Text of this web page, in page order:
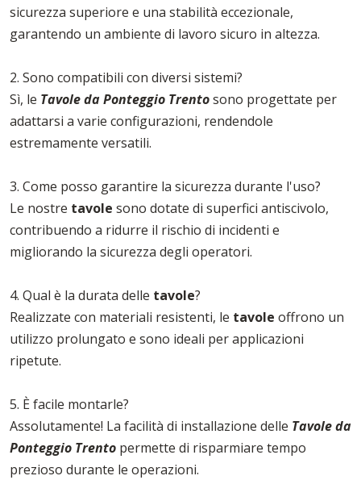
sicurezza superiore e una stabilità eccezionale,
garantendo un ambiente di lavoro sicuro in altezza.
2. Sono compatibili con diversi sistemi?
Sì, le Tavole da Ponteggio Trentosono progettate per
adattarsi a varie configurazioni, rendendole
estremamente versatili.
3. Come posso garantire la sicurezza durante l'uso?
Le nostre tavole sono dotate di superfici antiscivolo,
contribuendo a ridurre il rischio di incidenti e
migliorando la sicurezza degli operatori.
4. Qual è la durata delle tavole?
Realizzate con materiali resistenti, le tavole offrono un
utilizzo prolungato e sono ideali per applicazioni
ripetute.
5. È facile montarle?
Assolutamente! La facilità di installazione delle Tavole da
Ponteggio Trento permette di risparmiare tempo
prezioso durante le operazioni.